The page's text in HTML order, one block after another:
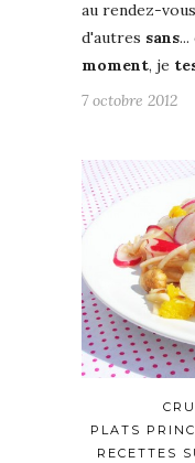
au rendez-
d'autres sans
moment, je
7 octobre 2012
PLATS
RECETTES